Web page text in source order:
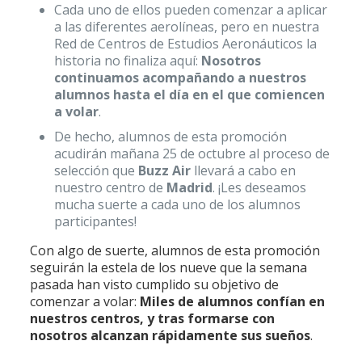
Cada uno de ellos pueden comenzar a aplicar
a las diferentes aerolíneas, pero en nuestra
Red de Centros de Estudios Aeronáuticos la
historia no finaliza aquí: Nosotros
continuamos acompañando a nuestros
alumnos hasta el día en el que comiencen
a volar.
De hecho, alumnos de esta promoción
acudirán mañana 25 de octubre al proceso de
selección que Buzz Airllevará a cabo en
nuestro centro de Madrid. ¡Les deseamos
mucha suerte a cada uno de los alumnos
participantes!
Con algo de suerte, alumnos de esta promoción
seguirán la estela de los nueve que la semana
pasada han visto cumplido su objetivo de
comenzar a volar: Miles de alumnos confían en
nuestros centros, y tras formarse con
nosotros alcanzan rápidamente sus sueños.